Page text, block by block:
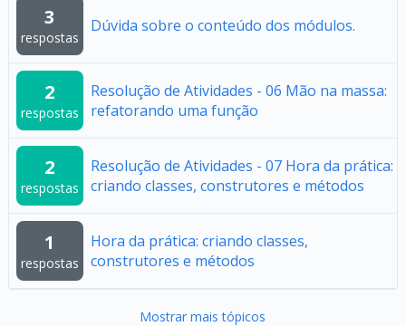
3
respostas
Dúvida sobre o conteúdo dos módulos.
2
respostas
Resolução de Atividades - 06 Mão na massa:
refatorando uma função
2
respostas
Resolução de Atividades - 07 Hora da prática:
criando classes, construtores e métodos
1
respostas
Hora da prática: criando classes,
construtores e métodos
Mostrar mais tópicos